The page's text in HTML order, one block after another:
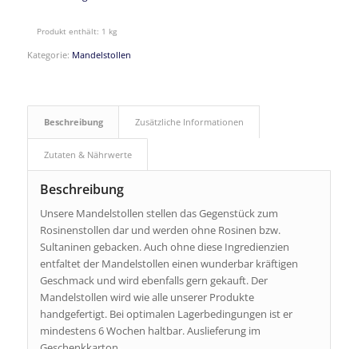
Produkt enthält: 1 kg
Kategorie: Mandelstollen
Beschreibung Zusätzliche Informationen
Zutaten & Nährwerte
Beschreibung
Unsere Mandelstollen stellen das Gegenstück zum
Rosinenstollen dar und werden ohne Rosinen bzw.
Sultaninen gebacken. Auch ohne diese Ingredienzien
entfaltet der Mandelstollen einen wunderbar kräftigen
Geschmack und wird ebenfalls gern gekauft. Der
Mandelstollen wird wie alle unserer Produkte
handgefertigt. Bei optimalen Lagerbedingungen ist er
mindestens 6 Wochen haltbar. Auslieferung im